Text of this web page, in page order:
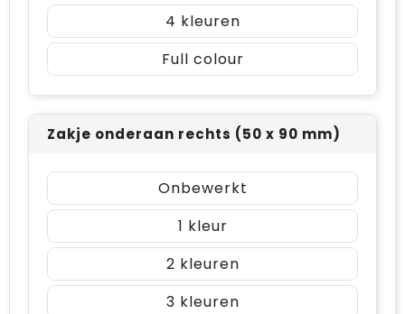
4
Full colour
Zakje onderaan rechts (50 x 90 mm)
Onbewerkt
1
2
3